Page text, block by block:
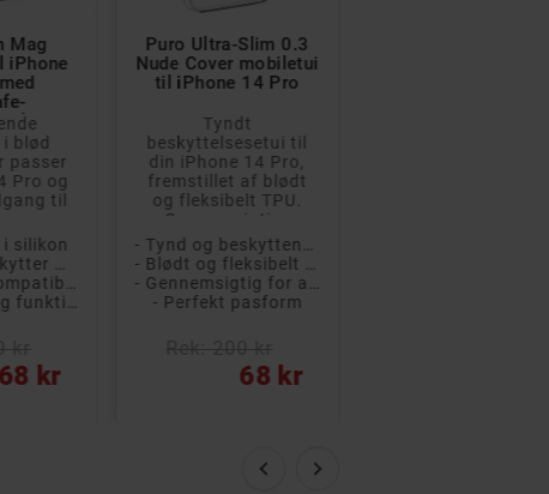
Mag
iPhone
blød
passer
Pro og
til
silikon
68 kr
Puro Ultra-Slim 0.3
Nude Cover mobiletui
til iPhone 14 Pro
Tyndt
beskyttelsesetui til
din iPhone 14 Pro,
fremstillet af blødt
og fleksibelt TPU.
Gennemsigti...
- Perfekt pasform
68 kr
